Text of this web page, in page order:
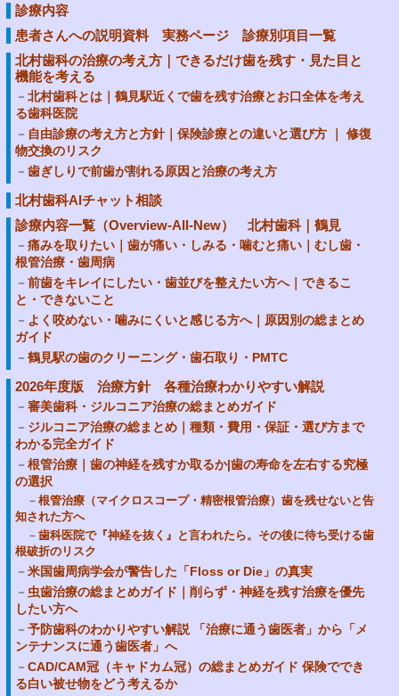
診療内容
患者さんへの説明資料 実務ページ 診療別項目一覧
北村歯科の治療の考え方｜できるだけ歯を残す・見た目と
機能を考える
北村歯科とは｜鶴見駅近くで歯を残す治療とお口全体を考え
る歯科医院
自由診療の考え方と方針｜保険診療との違いと選び方 ｜ 修復
物交換のリスク
歯ぎしりで前歯が割れる原因と治療の考え方
北村歯科AIチャット相談
診療内容一覧（Overview-All-New） 北村歯科｜鶴見
痛みを取りたい｜歯が痛い・しみる・噛むと痛い｜むし歯・
根管治療・歯周病
前歯をキレイにしたい・歯並びを整えたい方へ｜できるこ
と・できないこと
よく咬めない・噛みにくいと感じる方へ｜原因別の総まとめ
ガイド
鶴見駅の歯のクリーニング・歯石取り・PMTC
2026年度版 治療方針 各種治療わかりやすい解説
審美歯科・ジルコニア治療の総まとめガイド
ジルコニア治療の総まとめ｜種類・費用・保証・選び方まで
わかる完全ガイド
根管治療｜歯の神経を残すか取るか|歯の寿命を左右する究極
の選択
根管治療（マイクロスコープ・精密根管治療）歯を残せないと告
知された方へ
歯科医院で『神経を抜く』と言われたら。その後に待ち受ける歯
根破折のリスク
米国歯周病学会が警告した「Floss or Die」の真実
虫歯治療の総まとめガイド｜削らず・神経を残す治療を優先
したい方へ
予防歯科のわかりやすい解説 「治療に通う歯医者」から「メ
ンテナンスに通う歯医者」へ
CAD/CAM冠（キャドカム冠）の総まとめガイド 保険ででき
る白い被せ物をどう考えるか